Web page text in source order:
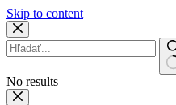
Skip to content
No results